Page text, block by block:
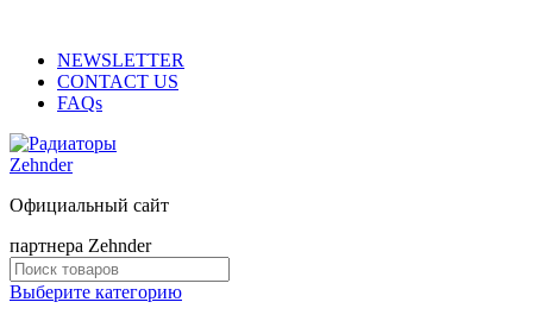
NEWSLETTER
CONTACT US
FAQs
Официальный сайт
партнера Zehnder
Выберите категорию